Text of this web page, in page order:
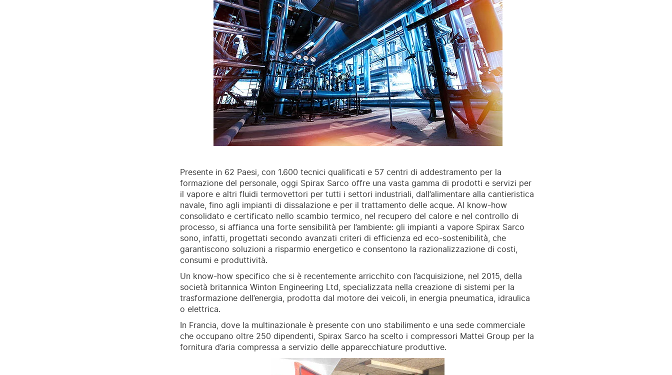
Presente in 62 Paesi, con 1.600 tecnici qualificati e 57 centri di addestramento per la
formazione del personale, oggi Spirax Sarco offre una vasta gamma di prodotti e servizi per
il vapore e altri fluidi termovettori per tutti i settori industriali, dall’alimentare alla cantieristica
navale, fino agli impianti di dissalazione e per il trattamento delle acque. Al know-how
consolidato e certificato nello scambio termico, nel recupero del calore e nel controllo di
processo, si affianca una forte sensibilità per l’ambiente: gli impianti a vapore Spirax Sarco
sono, infatti, progettati secondo avanzati criteri di efficienza ed eco-sostenibilità, che
garantiscono soluzioni a risparmio energetico e consentono la razionalizzazione di costi,
consumi e produttività.
Un know-how specifico che si è recentemente arricchito con l’acquisizione, nel 2015, della
società britannica Winton Engineering Ltd, specializzata nella creazione di sistemi per la
trasformazione dell’energia, prodotta dal motore dei veicoli, in energia pneumatica, idraulica
o elettrica.
In Francia, dove la multinazionale è presente con uno stabilimento e una sede commerciale
che occupano oltre 250 dipendenti, Spirax Sarco ha scelto i compressori Mattei Group per la
fornitura d’aria compressa a servizio delle apparecchiature produttive.